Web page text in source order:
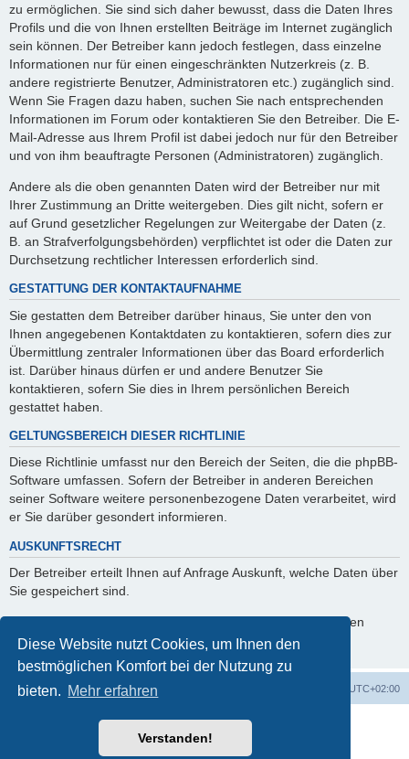
Diese Website nutzt Cookies, um Ihnen den
bestmöglichen Komfort bei der Nutzung zu
bieten. Mehr erfahren
Verstanden!
zu ermöglichen. Sie sind sich daher bewusst, dass die Daten Ihres
Profils und die von Ihnen erstellten Beiträge im Internet zugänglich
sein können. Der Betreiber kann jedoch festlegen, dass einzelne
Informationen nur für einen eingeschränkten Nutzerkreis (z. B.
andere registrierte Benutzer, Administratoren etc.) zugänglich sind.
Wenn Sie Fragen dazu haben, suchen Sie nach entsprechenden
Informationen im Forum oder kontaktieren Sie den Betreiber. Die E-
Mail-Adresse aus Ihrem Profil ist dabei jedoch nur für den Betreiber
und von ihm beauftragte Personen (Administratoren) zugänglich.
Andere als die oben genannten Daten wird der Betreiber nur mit
Ihrer Zustimmung an Dritte weitergeben. Dies gilt nicht, sofern er
auf Grund gesetzlicher Regelungen zur Weitergabe der Daten (z.
B. an Strafverfolgungsbehörden) verpflichtet ist oder die Daten zur
Durchsetzung rechtlicher Interessen erforderlich sind.
GESTATTUNG DER KONTAKTAUFNAHME
Sie gestatten dem Betreiber darüber hinaus, Sie unter den von
Ihnen angegebenen Kontaktdaten zu kontaktieren, sofern dies zur
Übermittlung zentraler Informationen über das Board erforderlich
ist. Darüber hinaus dürfen er und andere Benutzer Sie
kontaktieren, sofern Sie dies in Ihrem persönlichen Bereich
gestattet haben.
GELTUNGSBEREICH DIESER RICHTLINIE
Diese Richtlinie umfasst nur den Bereich der Seiten, die die phpBB-
Software umfassen. Sofern der Betreiber in anderen Bereichen
seiner Software weitere personenbezogene Daten verarbeitet, wird
er Sie darüber gesondert informieren.
AUSKUNFTSRECHT
Der Betreiber erteilt Ihnen auf Anfrage Auskunft, welche Daten über
Sie gespeichert sind.
Sie können jederzeit die Löschung bzw. Sperrung Ihrer Daten
verlangen. Kontaktieren Sie hierzu bitte den Betreiber.
Startseite Foren-Übersicht UTC+02:00
Powered byphpBB® Forum Software © phpBB Limited
Deutsche Übersetzung durch
phpBB Events Calendar